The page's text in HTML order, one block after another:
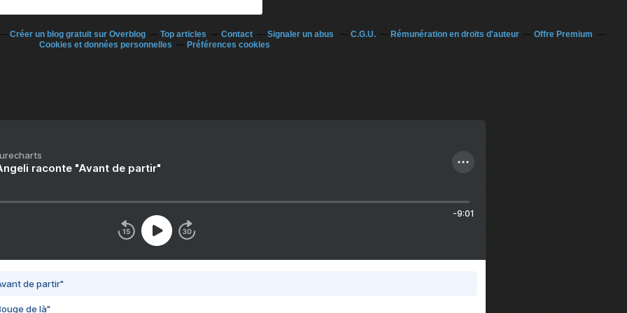
Créer un blog gratuit sur Overblog Top articles Contact Signaler un abus C.G.U. Rémunération en droits d'auteur
Offre Premium
Cookies et données personnelles
Préférences cookies
raconte "Avant de partir"
-9:01
de partir"
de là"